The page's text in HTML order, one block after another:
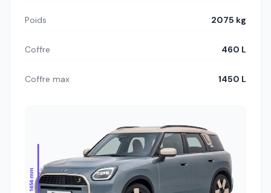
Poids 2075 kg
Coffre 460 L
Coffre max 1450 L
1656 mm